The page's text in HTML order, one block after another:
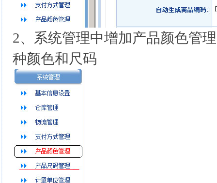
2、系统管理中增加产品颜色管
种颜色和尺码